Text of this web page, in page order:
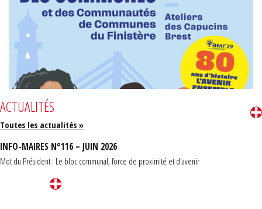
ACTUALITÉS
Toutes les actualités »
INFO-MAIRES N°116 – JUIN 2026
Mot du Président : Le bloc communal, force de proximité et d'avenir